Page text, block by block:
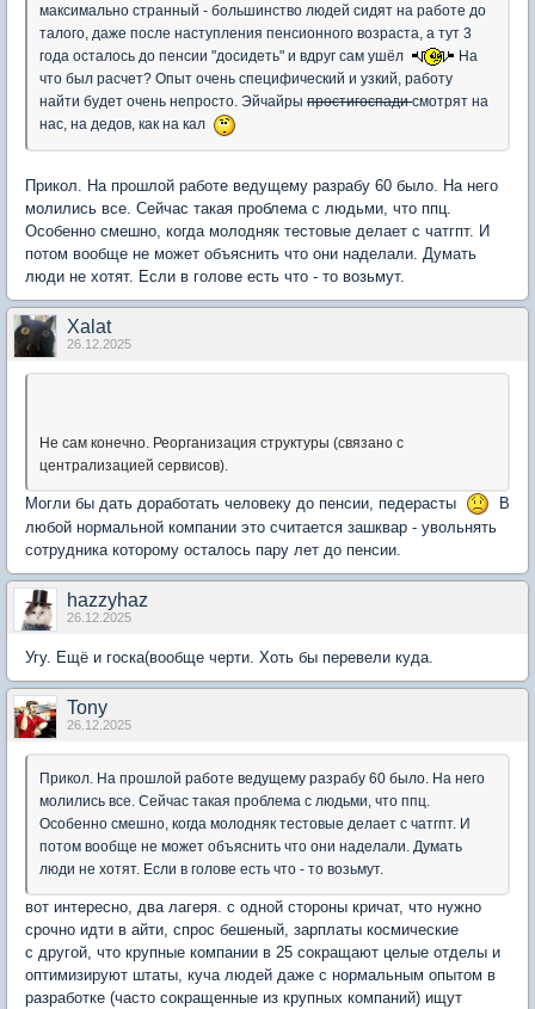
максимально странный - большинство людей сидят на работе до
талого, даже после наступления пенсионного возраста, а тут 3
года осталось до пенсии "досидеть" и вдруг сам ушёл
На
что был расчет? Опыт очень специфический и узкий, работу
найти будет очень непросто. Эйчайры простигоспадисмотрят на
нас, на дедов, как на кал
Прикол. На прошлой работе ведущему разрабу 60 было. На него
молились все. Сейчас такая проблема с людьми, что ппц.
Особенно смешно, когда молодняк тестовые делает с чатгпт. И
потом вообще не может объяснить что они наделали. Думать
люди не хотят. Если в голове есть что - то возьмут.
Xalat
26.12.2025
Не сам конечно. Реорганизация структуры (связано с
централизацией сервисов).
Могли бы дать доработать человеку до пенсии, педерасты
В
любой нормальной компании это считается зашквар - увольнять
сотрудника которому осталось пару лет до пенсии.
hazzyhaz
26.12.2025
Угу. Ещё и госка(вообще черти. Хоть бы перевели куда.
Tony
26.12.2025
Прикол. На прошлой работе ведущему разрабу 60 было. На него
молились все. Сейчас такая проблема с людьми, что ппц.
Особенно смешно, когда молодняк тестовые делает с чатгпт. И
потом вообще не может объяснить что они наделали. Думать
люди не хотят. Если в голове есть что - то возьмут.
вот интересно, два лагеря. с одной стороны кричат, что нужно
срочно идти в айти, спрос бешеный, зарплаты космические
с другой, что крупные компании в 25 сокращают целые отделы и
оптимизируют штаты, куча людей даже с нормальным опытом в
разработке (часто сокращенные из крупных компаний) ищут